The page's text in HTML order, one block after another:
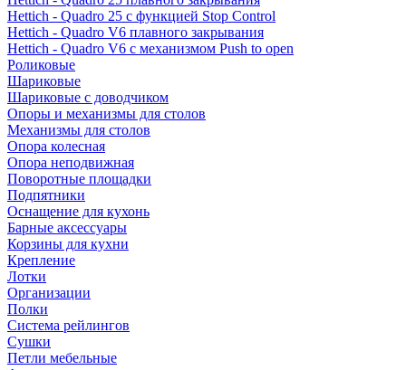
Hettich - Quadro 25 с функцией Stop Control
Hettich - Quadro V6 плавного закрывания
Hettich - Quadro V6 с механизмом Push to open
Роликовые
Шариковые
Шариковые с доводчиком
Опоры и механизмы для столов
Механизмы для столов
Опора колесная
Опора неподвижная
Поворотные площадки
Подпятники
Оснащение для кухонь
Барные аксессуары
Корзины для кухни
Крепление
Лотки
Организации
Полки
Система рейлингов
Сушки
Петли мебельные